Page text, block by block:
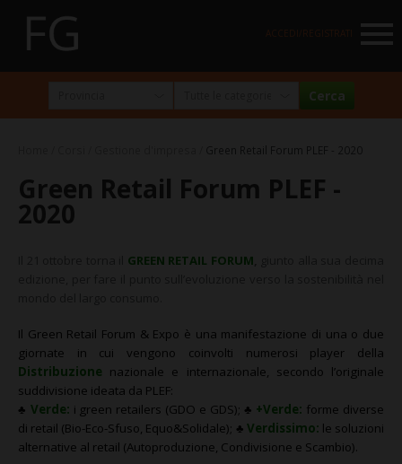
NAVIGATION
NEWSLETTER
Perché e per chi?
Chi siamo
CONTATTI
Green Retail Forum PLEF - 2020
Green Retail Forum PLEF -
2020
GREEN RETAIL FORUM
Il Green Retail Forum & Expo è una manifestazione di una o due
giornate in cui vengono coinvolti numerosi player della
Distribuzione nazionale e internazionale, secondo l’originale
suddivisione ideata da PLEF:
♣ Verde: i green retailers (GDO e GDS); ♣ +Verde: forme diverse
di retail (Bio-Eco-Sfuso, Equo&Solidale); ♣ Verdissimo: le soluzioni
alternative al retail (Autoproduzione, Condivisione e Scambio).